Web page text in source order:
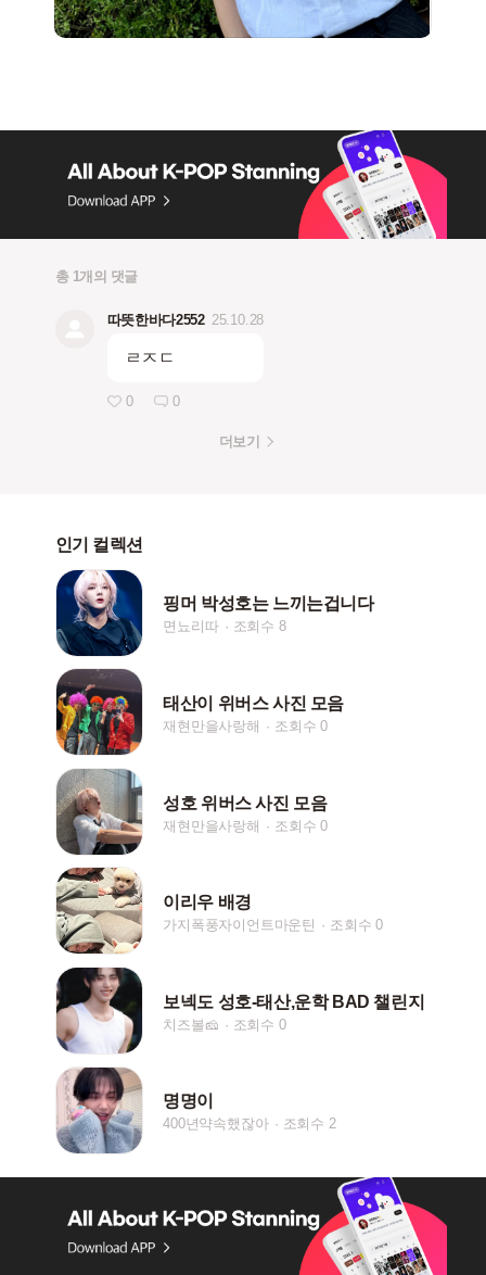
총 1개의 댓글
따뜻한바다2552 25.10.28
ㄹㅈㄷ
0 0
더보기
인기 컬렉션
핑머 박성호는 느끼는겁니다
면뇨리따 조회수 8
태산이 위버스 사진 모음
재현만을사랑해 조회수 0
성호 위버스 사진 모음
재현만을사랑해 조회수 0
이리우 배경
가지폭풍자이언트마운틴 조회수 0
보넥도 성호-태산,운학 BAD 챌린지
치즈볼🧀 조회수 0
명명이
400년약속했잖아 조회수 2